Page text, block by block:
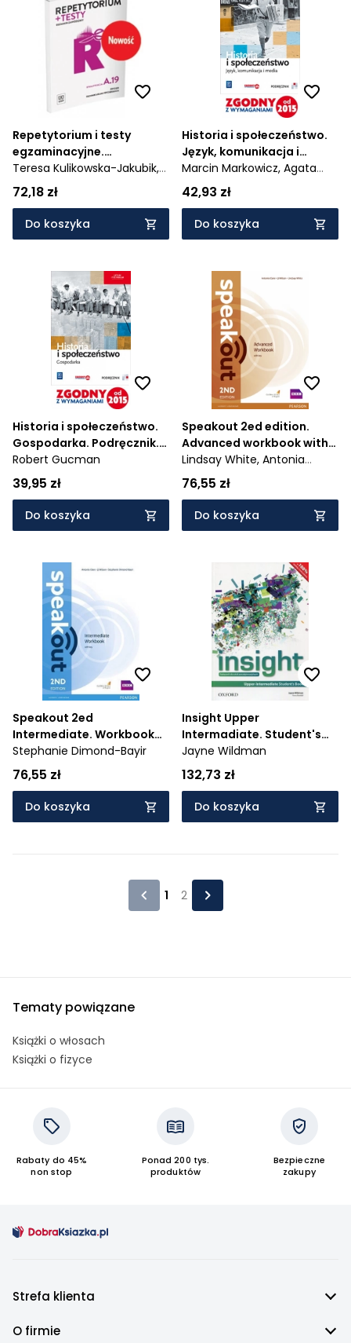
Repetytorium i testy
egzaminacyjne.
Fryzjer/technik usług
fryzjerskich. Kwalifikacja
A.19. Egzamin zawodowy.
Szkoły ponadgimnazjalne
Teresa Kulikowska-Jakubik,
Małgorzata Richter,
Aleksandra Jakubik
72,18 zł
Do koszyka
Historia i społeczeństwo.
Język, komunikacja i
media. Podręcznik. Liceum
i technikum
Marcin Markowicz, Agata
Wyroda,Olga Pytlińska
42,93 zł
Do koszyka
Historia i społeczeństwo.
Gospodarka. Podręcznik.
Liceum i technikum -
667/7/2014/2016
Robert Gucman
39,95 zł
Do koszyka
Speakout 2ed edition.
Advanced workbook with
key
Lindsay White, Antonia
Clare, J.J. Wilson
76,55 zł
Do koszyka
Speakout 2ed
Intermediate. Workbook
with key
Stephanie Dimond-Bayir
76,55 zł
Do koszyka
Insight Upper
Intermadiate. Student's
Book. Podręcznik
wieloletni -
640/3/2014/2015
Jayne Wildman
132,73 zł
Do koszyka
1 2
Tematy powiązane
Książki o włosach
Książki o fizyce
Rabaty do 45%
non stop
Ponad 200 tys.
produktów
Bezpieczne
zakupy
Strefa klienta
O firmie